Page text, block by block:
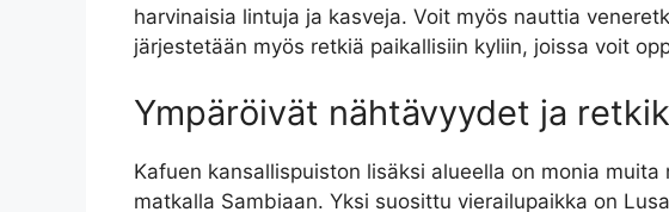
harvinaisia lintuja ja kasveja. Voit myös nauttia
järjestetään myös retkiä paikallisiin kyliin, joissa voit
Ympäröivät nähtävyydet ja
Kafuen kansallispuiston lisäksi alueella on monia
matkalla Sambiaan. Yksi suosittu vierailupaikka on